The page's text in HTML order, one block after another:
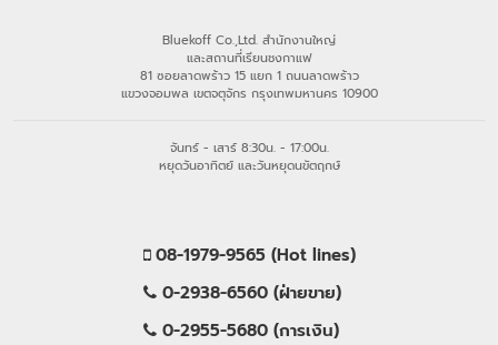
Bluekoff Co.,Ltd. สำนักงานใหญ่
และสถานที่เรียนชงกาแฟ
81 ซอยลาดพร้าว 15 แยก 1 ถนนลาดพร้าว
แขวงจอมพล เขตจตุจักร กรุงเทพมหานคร 10900
จันทร์ - เสาร์ 8:30น. - 17:00น.
หยุดวันอาทิตย์ และวันหยุดนขัตฤกษ์
08-1979-9565 (Hot lines)
0-2938-6560 (ฝ่ายขาย)
0-2955-5680 (การเงิน)